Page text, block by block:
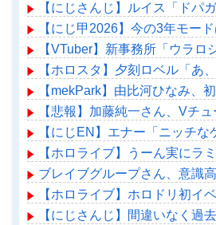
【にじさんじ】ルイス「ドパ
【にじ甲2026】今の3年モー
【VTuber】新事務所「ウラ
【ホロスタ】夕刻ロベル「
【mekPark】由比河ひなみ、
【悲報】加藤純一さん、Vチ
【にじEN】エナー「ニッチ
【ホロライブ】うーん実にラ
ブレイブグループさん、意
【ホロライブ】ホロドリ初イ
【にじさんじ】間違いなく過